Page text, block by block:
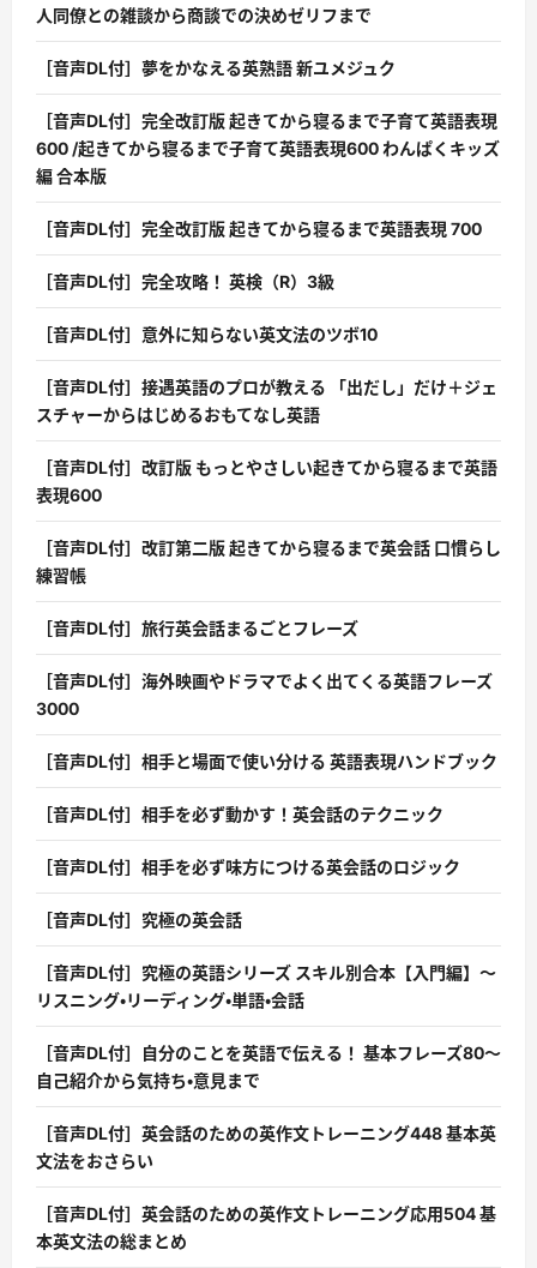
人同僚との雑談から商談での決めゼリフまで
［音声DL付］夢をかなえる英熟語 新ユメジュク
［音声DL付］完全改訂版 起きてから寝るまで子育て英語表現
600 /起きてから寝るまで子育て英語表現600 わんぱくキッズ
編 合本版
［音声DL付］完全改訂版 起きてから寝るまで英語表現 700
［音声DL付］完全攻略！ 英検（R）3級
［音声DL付］意外に知らない英文法のツボ10
［音声DL付］接遇英語のプロが教える 「出だし」だけ＋ジェ
スチャーからはじめるおもてなし英語
［音声DL付］改訂版 もっとやさしい起きてから寝るまで英語
表現600
［音声DL付］改訂第二版 起きてから寝るまで英会話 口慣らし
練習帳
［音声DL付］旅行英会話まるごとフレーズ
［音声DL付］海外映画やドラマでよく出てくる英語フレーズ
3000
［音声DL付］相手と場面で使い分ける 英語表現ハンドブック
［音声DL付］相手を必ず動かす！英会話のテクニック
［音声DL付］相手を必ず味方につける英会話のロジック
［音声DL付］究極の英会話
［音声DL付］究極の英語シリーズ スキル別合本【入門編】〜
リスニング・リーディング・単語・会話
［音声DL付］自分のことを英語で伝える！ 基本フレーズ80〜
自己紹介から気持ち・意見まで
［音声DL付］英会話のための英作文トレーニング448 基本英
文法をおさらい
［音声DL付］英会話のための英作文トレーニング応用504 基
本英文法の総まとめ